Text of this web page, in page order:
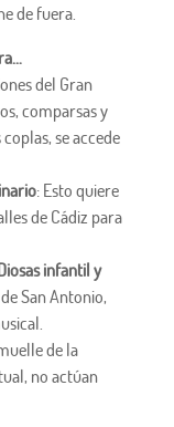
de fuera.
del Gran
comparsas y
se accede
: Esto quiere
de Cádiz para
infantil y
San Antonio,
de la
no actúan